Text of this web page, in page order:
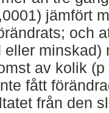
jämfört
och
eller minskad)
av kolik
fått
från den